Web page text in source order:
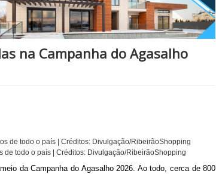
na Campanha do Agasalho
todo o país | Créditos: Divulgação/RibeirãoShopping
da Campanha do Agasalho 2026. Ao todo, cerca de 800